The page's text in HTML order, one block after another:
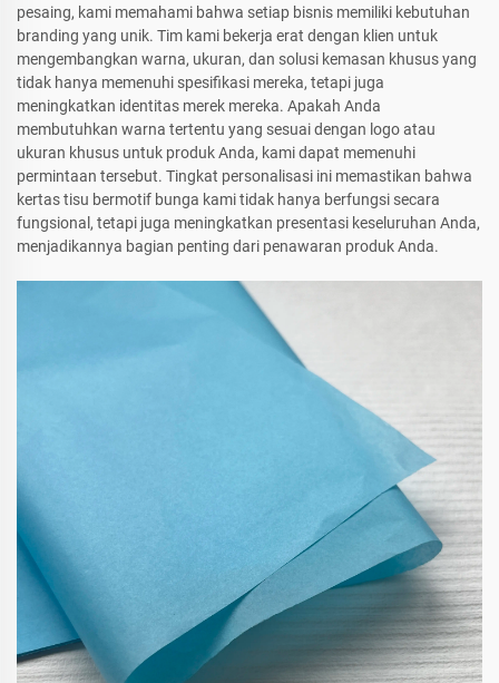
pesaing, kami memahami bahwa setiap bisnis memiliki kebutuhan
branding yang unik. Tim kami bekerja erat dengan klien untuk
mengembangkan warna, ukuran, dan solusi kemasan khusus yang
tidak hanya memenuhi spesifikasi mereka, tetapi juga
meningkatkan identitas merek mereka. Apakah Anda
membutuhkan warna tertentu yang sesuai dengan logo atau
ukuran khusus untuk produk Anda, kami dapat memenuhi
permintaan tersebut. Tingkat personalisasi ini memastikan bahwa
kertas tisu bermotif bunga kami tidak hanya berfungsi secara
fungsional, tetapi juga meningkatkan presentasi keseluruhan Anda,
menjadikannya bagian penting dari penawaran produk Anda.